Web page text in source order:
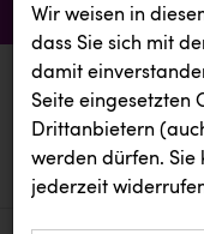
aktuelle
aktuelle
Wir weisen in
dass Sie sich mit
damit
Seite eingesetzten
Drittanbietern
werden dürfen. Sie
jederzeit